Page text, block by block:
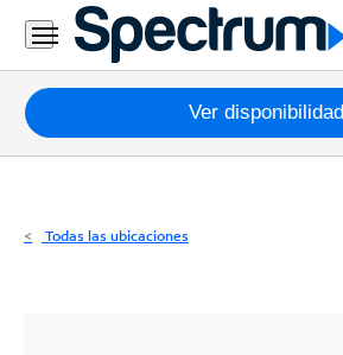
Residencial
Business
Paquetes
Internet
Ver disponibilidad
Todas las ubicaciones